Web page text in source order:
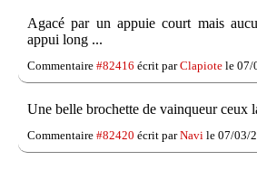
Agacé par un appuie court mais
appui long ...
Commentaire #82416 écrit parClapiote le 07/
Une belle brochette de vainqueur ceux
Commentaire #82420 écrit parNavi le 07/03/